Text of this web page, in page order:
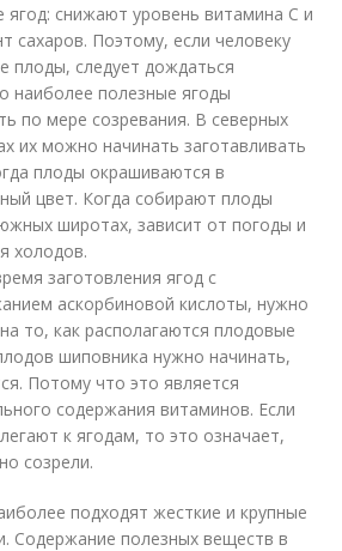
ягод: снижают уровень витамина С и
сахаров. Поэтому, если человеку
плоды, следует дождаться
наиболее полезные ягоды
по мере созревания. В северных
их можно начинать заготавливать
плоды окрашиваются в
цвет. Когда собирают плоды
широтах, зависит от погоды и
холодов.
заготовления ягод с
аскорбиновой кислоты, нужно
то, как располагаются плодовые
шиповника нужно начинать,
Потому что это является
содержания витаминов. Если
к ягодам, то это означает,
созрели.
подходят жесткие и крупные
Содержание полезных веществ в